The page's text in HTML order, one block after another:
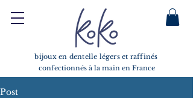
bijoux en dentelle légers et raffinés
confectionnés à la main en France
Post